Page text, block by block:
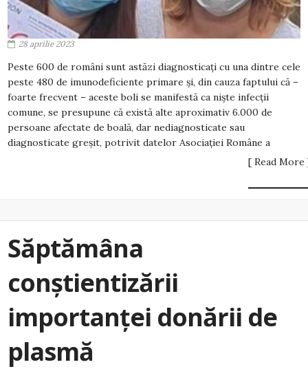
28 aprilie 2023
Peste 600 de români sunt astăzi diagnosticați cu una dintre cele
peste 480 de imunodeficiente primare și, din cauza faptului că –
foarte frecvent – aceste boli se manifestă ca niște infecții
comune, se presupune că există alte aproximativ 6.000 de
persoane afectate de boală, dar nediagnosticate sau
diagnosticate greșit, potrivit datelor Asociației Române a
[ Read More
Săptămâna
conștientizării
importanței donării de
plasmă